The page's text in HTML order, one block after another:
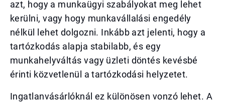
azt, hogy a munkaügyi szabályokat meg lehet
kerülni, vagy hogy munkavállalási engedély
nélkül lehet dolgozni. Inkább azt jelenti, hogy a
tartózkodás alapja stabilabb, és egy
munkahelyváltás vagy üzleti döntés kevésbé
érinti közvetlenül a tartózkodási helyzetet.
Ingatlanvásárlóknál ez különösen vonzó lehet. A